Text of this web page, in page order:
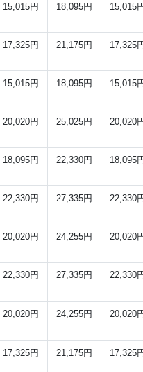
15,015円 18,095円 15,015
17,325円 21,175円 17,325
15,015円 18,095円 15,015
20,020円 25,025円 20,020
18,095円 22,330円 18,095
22,330円 27,335円 22,330
20,020円 24,255円 20,020
22,330円 27,335円 22,330
20,020円 24,255円 20,020
17,325円 21,175円 17,325